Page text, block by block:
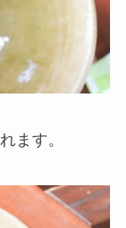
ます。